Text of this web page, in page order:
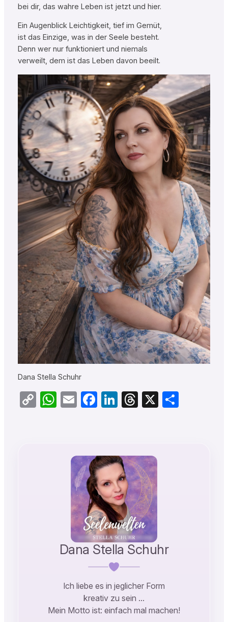
bei dir, das wahre Leben ist jetzt und hier.
Ein Augenblick Leichtigkeit, tief im Gemüt,
ist das Einzige, was in der Seele besteht.
Denn wer nur funktioniert und niemals
verweilt, dem ist das Leben davon beeilt.
Dana Stella Schuhr
CopyWhatsApp
EmailFacebook
LinkedIn
Threads
X Teilen
Dana Stella Schuhr
Ich liebe es in jeglicher Form
kreativ zu sein …
Mein Motto ist: einfach mal machen!